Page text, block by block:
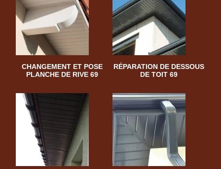
CHANGEMENT ET POSE
PLANCHE DE RIVE 69
RÉPARATION DE DESSOUS
DE TOIT 69